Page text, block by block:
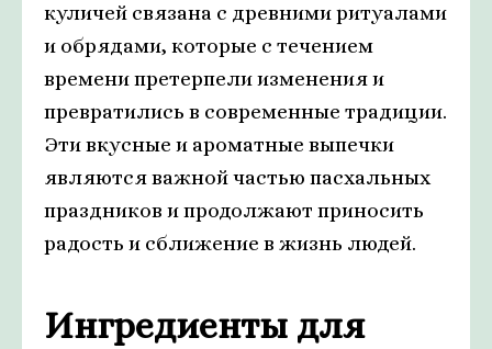
куличей связана с древними ритуалами
и обрядами, которые с течением
времени претерпели изменения и
превратились в современные традиции.
Эти вкусные и ароматные выпечки
являются важной частью пасхальных
праздников и продолжают приносить
радость и сближение в жизнь людей.
Ингредиенты для